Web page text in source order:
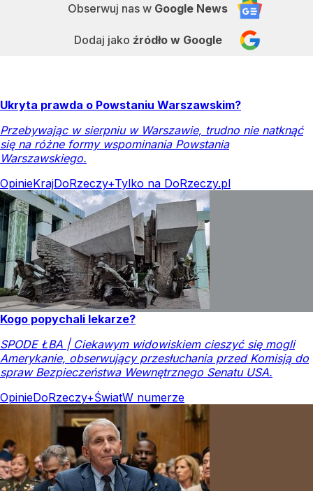
Obserwuj nas w Google News
Dodaj jako źródło w Google
Ukryta prawda o Powstaniu Warszawskim?
Przebywając w sierpniu w Warszawie, trudno nie natknąć
się na różne formy wspominania Powstania
Warszawskiego.
OpinieKrajDoRzeczy+Tylko na DoRzeczy.pl
Kogo popychali lekarze?
SPODE ŁBA | Ciekawym widowiskiem cieszyć się mogli
Amerykanie, obserwujący przesłuchania przed Komisją do
spraw Bezpieczeństwa Wewnętrznego Senatu USA.
OpinieDoRzeczy+ŚwiatW numerze